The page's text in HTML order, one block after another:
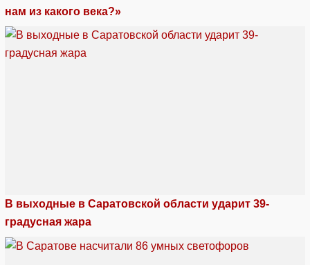
нам из какого века?»
В выходные в Саратовской области ударит 39-
градусная жара